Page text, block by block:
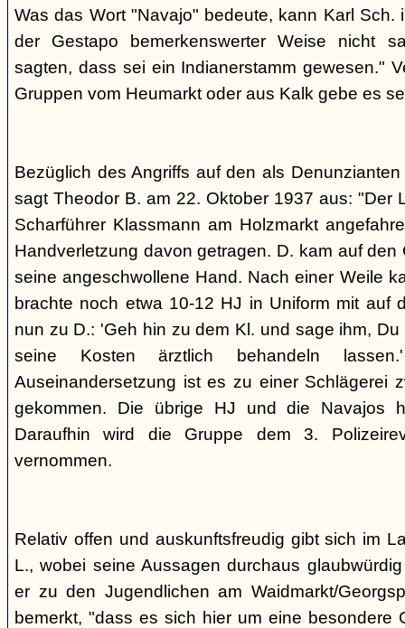
Was das Wort "Navajo" bedeute, kann Karl Sch.
der Gestapo bemerkenswerter Weise nicht
sagten, dass sei ein Indianerstamm gewesen."
Gruppen vom Heumarkt oder aus Kalk gebe es
Bezüglich des Angriffs auf den als
sagt Theodor B. am 22. Oktober 1937 aus: "Der
Scharführer Klassmann am Holzmarkt
Handverletzung davon getragen. D. kam auf den
seine angeschwollene Hand. Nach einer Weile
brachte noch etwa 10-12 HJ in Uniform mit auf
nun zu D.: 'Geh hin zu dem Kl. und sage ihm,
seine Kosten ärztlich behandeln
Auseinandersetzung ist es zu einer Schlägerei
gekommen. Die übrige HJ und die Navajos
Daraufhin wird die Gruppe dem 3.
vernommen.
Relativ offen und auskunftsfreudig gibt sich im
L., wobei seine Aussagen durchaus
er zu den Jugendlichen am Waidmarkt/
bemerkt, "dass es sich hier um eine besondere